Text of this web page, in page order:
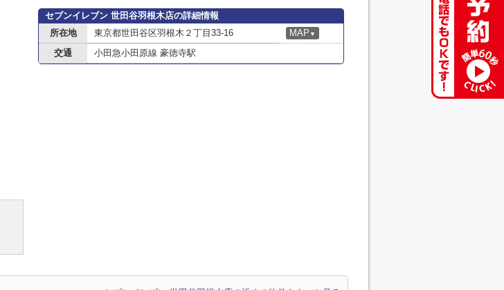
セブンイレブン 世田谷羽根木店の詳細情報
所在地
東京都世田谷区羽根木２丁目33-16 MAP ▼
交通 小田急小田原線 豪徳寺駅